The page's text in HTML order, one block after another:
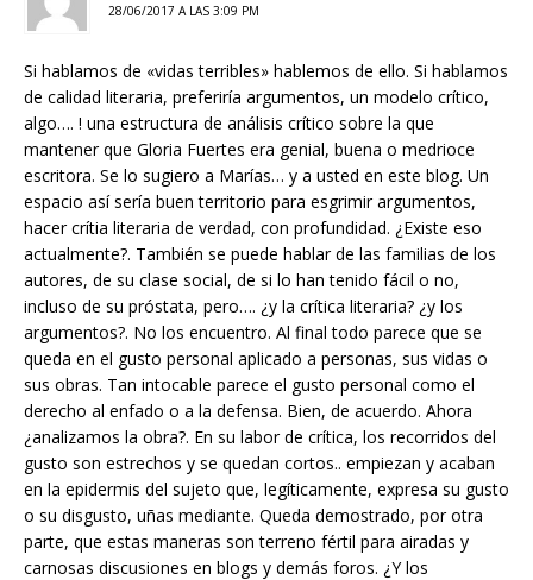
28/06/2017 A LAS 3:09 PM
Si hablamos de «vidas terribles» hablemos de ello. Si hablamos
de calidad literaria, preferiría argumentos, un modelo crítico,
algo…. ! una estructura de análisis crítico sobre la que
mantener que Gloria Fuertes era genial, buena o medrioce
escritora. Se lo sugiero a Marías… y a usted en este blog. Un
espacio así sería buen territorio para esgrimir argumentos,
hacer crítia literaria de verdad, con profundidad. ¿Existe eso
actualmente?. También se puede hablar de las familias de los
autores, de su clase social, de si lo han tenido fácil o no,
incluso de su próstata, pero…. ¿y la crítica literaria? ¿y los
argumentos?. No los encuentro. Al final todo parece que se
queda en el gusto personal aplicado a personas, sus vidas o
sus obras. Tan intocable parece el gusto personal como el
derecho al enfado o a la defensa. Bien, de acuerdo. Ahora
¿analizamos la obra?. En su labor de crítica, los recorridos del
gusto son estrechos y se quedan cortos.. empiezan y acaban
en la epidermis del sujeto que, legíticamente, expresa su gusto
o su disgusto, uñas mediante. Queda demostrado, por otra
parte, que estas maneras son terreno fértil para airadas y
carnosas discusiones en blogs y demás foros. ¿Y los